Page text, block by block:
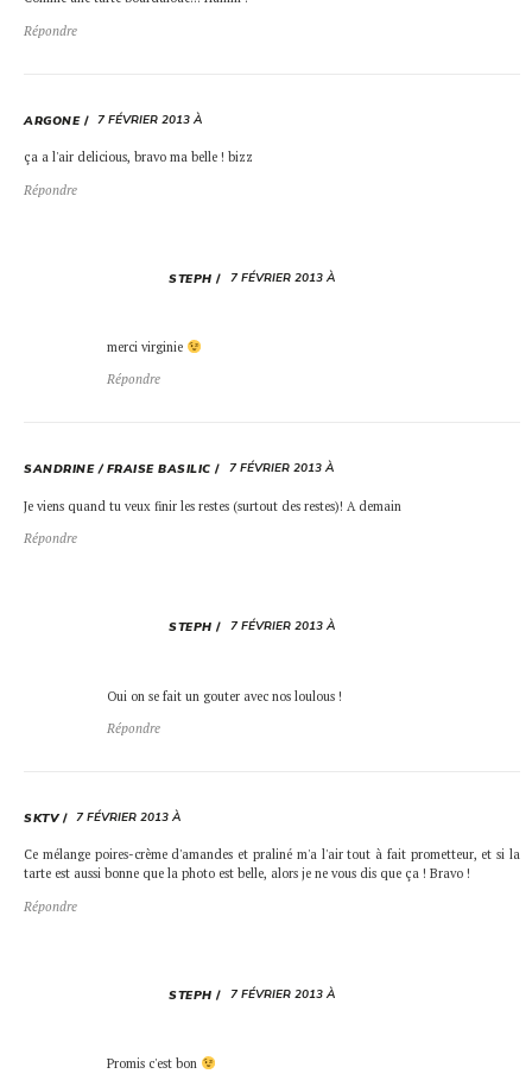
Répondre
ARGONE 7 FÉVRIER 2013 À
ça a l'air delicious, bravo ma belle ! bizz
Répondre
STEPH 7 FÉVRIER 2013 À
merci virginie
Répondre
SANDRINE / FRAISE BASILIC 7 FÉVRIER 2013 À
Je viens quand tu veux finir les restes (surtout des restes)! A demain
Répondre
STEPH 7 FÉVRIER 2013 À
Oui on se fait un gouter avec nos loulous !
Répondre
SKTV 7 FÉVRIER 2013 À
Ce mélange poires-crème d'amandes et praliné m'a l'air tout à fait prometteur, et si la
tarte est aussi bonne que la photo est belle, alors je ne vous dis que ça ! Bravo !
Répondre
STEPH 7 FÉVRIER 2013 À
Promis c'est bon